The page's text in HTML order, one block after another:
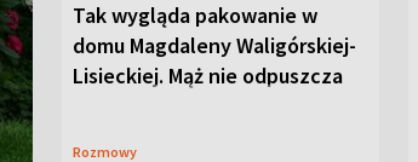
Tak wygląda pakowanie w
domu Magdaleny Waligórskiej-
Lisieckiej. Mąż nie odpuszcza
Rozmowy